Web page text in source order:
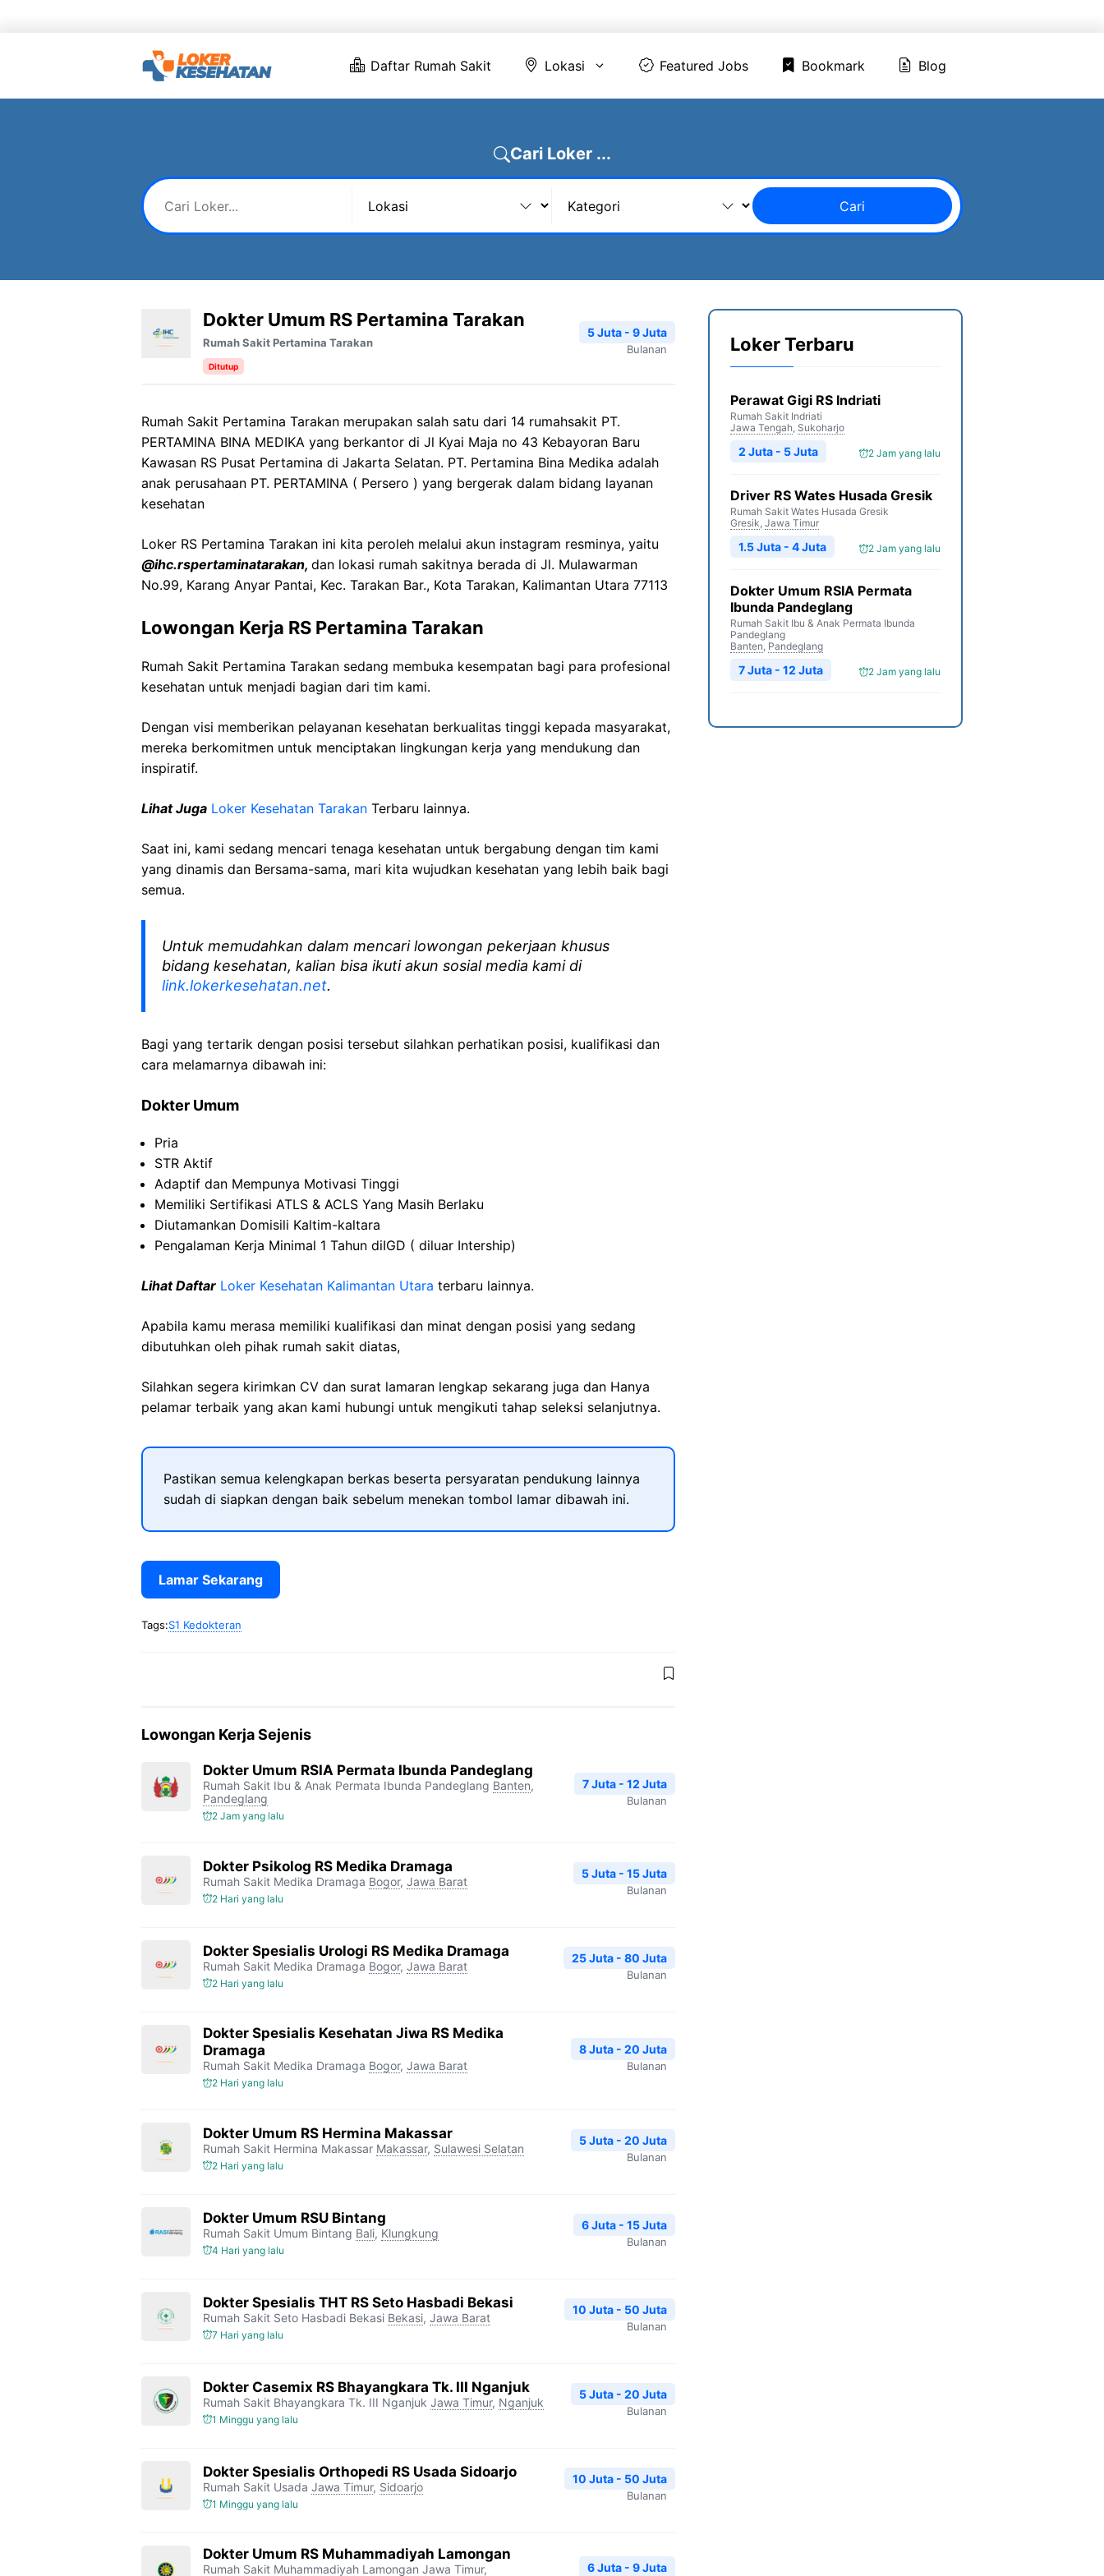
Daftar Rumah Sakit Lokasi Featured Jobs Bookmark Blog
Cari Loker ...
Cari
Dokter Umum RS Pertamina Tarakan
Rumah Sakit Pertamina Tarakan
Ditutup
5 Juta - 9 Juta
Bulanan
Rumah Sakit Pertamina Tarakan merupakan salah satu dari 14 rumahsakit PT.
PERTAMINA BINA MEDIKA yang berkantor di Jl Kyai Maja no 43 Kebayoran Baru
Kawasan RS Pusat Pertamina di Jakarta Selatan. PT. Pertamina Bina Medika adalah
anak perusahaan PT. PERTAMINA ( Persero ) yang bergerak dalam bidang layanan
kesehatan
Loker RS Pertamina Tarakan ini kita peroleh melalui akun instagram resminya, yaitu
@ihc.rspertaminatarakan, dan lokasi rumah sakitnya berada di Jl. Mulawarman
No.99, Karang Anyar Pantai, Kec. Tarakan Bar., Kota Tarakan, Kalimantan Utara 77113
Lowongan Kerja RS Pertamina Tarakan
Rumah Sakit Pertamina Tarakan sedang membuka kesempatan bagi para profesional
kesehatan untuk menjadi bagian dari tim kami.
Dengan visi memberikan pelayanan kesehatan berkualitas tinggi kepada masyarakat,
mereka berkomitmen untuk menciptakan lingkungan kerja yang mendukung dan
inspiratif.
Lihat Juga Loker Kesehatan Tarakan Terbaru lainnya.
Saat ini, kami sedang mencari tenaga kesehatan untuk bergabung dengan tim kami
yang dinamis dan Bersama-sama, mari kita wujudkan kesehatan yang lebih baik bagi
semua.
Untuk memudahkan dalam mencari lowongan pekerjaan khusus
bidang kesehatan, kalian bisa ikuti akun sosial media kami di
link.lokerkesehatan.net.
Bagi yang tertarik dengan posisi tersebut silahkan perhatikan posisi, kualifikasi dan
cara melamarnya dibawah ini:
Dokter Umum
Pria
STR Aktif
Adaptif dan Mempunya Motivasi Tinggi
Memiliki Sertifikasi ATLS & ACLS Yang Masih Berlaku
Diutamankan Domisili Kaltim-kaltara
Pengalaman Kerja Minimal 1 Tahun diIGD ( diluar Intership)
Lihat Daftar Loker Kesehatan Kalimantan Utara terbaru lainnya.
Apabila kamu merasa memiliki kualifikasi dan minat dengan posisi yang sedang
dibutuhkan oleh pihak rumah sakit diatas,
Silahkan segera kirimkan CV dan surat lamaran lengkap sekarang juga dan Hanya
pelamar terbaik yang akan kami hubungi untuk mengikuti tahap seleksi selanjutnya.
Pastikan semua kelengkapan berkas beserta persyaratan pendukung lainnya
sudah di siapkan dengan baik sebelum menekan tombol lamar dibawah ini.
Lamar Sekarang
Tags:S1 Kedokteran
Lowongan Kerja Sejenis
Dokter Umum RSIA Permata Ibunda Pandeglang
Rumah Sakit Ibu & Anak Permata Ibunda Pandeglang Banten,
Pandeglang
2 Jam yang lalu
7 Juta - 12 Juta
Bulanan
Dokter Psikolog RS Medika Dramaga
Rumah Sakit Medika Dramaga Bogor, Jawa Barat
2 Hari yang lalu
5 Juta - 15 Juta
Bulanan
Dokter Spesialis Urologi RS Medika Dramaga
Rumah Sakit Medika Dramaga Bogor, Jawa Barat
2 Hari yang lalu
25 Juta - 80 Juta
Bulanan
Dokter Spesialis Kesehatan Jiwa RS Medika
Dramaga
Rumah Sakit Medika Dramaga Bogor, Jawa Barat
2 Hari yang lalu
8 Juta - 20 Juta
Bulanan
Dokter Umum RS Hermina Makassar
Rumah Sakit Hermina Makassar Makassar, Sulawesi Selatan
2 Hari yang lalu
5 Juta - 20 Juta
Bulanan
Dokter Umum RSU Bintang
Rumah Sakit Umum Bintang Bali, Klungkung
4 Hari yang lalu
6 Juta - 15 Juta
Bulanan
Dokter Spesialis THT RS Seto Hasbadi Bekasi
Rumah Sakit Seto Hasbadi Bekasi Bekasi, Jawa Barat
7 Hari yang lalu
10 Juta - 50 Juta
Bulanan
Dokter Casemix RS Bhayangkara Tk. III Nganjuk
Rumah Sakit Bhayangkara Tk. III Nganjuk Jawa Timur, Nganjuk
1 Minggu yang lalu
5 Juta - 20 Juta
Bulanan
Dokter Spesialis Orthopedi RS Usada Sidoarjo
Rumah Sakit Usada Jawa Timur, Sidoarjo
1 Minggu yang lalu
10 Juta - 50 Juta
Bulanan
Dokter Umum RS Muhammadiyah Lamongan
Rumah Sakit Muhammadiyah Lamongan Jawa Timur,
6 Juta - 9 Juta
Loker Terbaru
Perawat Gigi RS Indriati
Rumah Sakit Indriati
Jawa Tengah, Sukoharjo
2 Jam yang lalu
2 Juta - 5 Juta
Driver RS Wates Husada Gresik
Rumah Sakit Wates Husada Gresik
Gresik, Jawa Timur
2 Jam yang lalu
1.5 Juta - 4 Juta
Dokter Umum RSIA Permata
Ibunda Pandeglang
Rumah Sakit Ibu & Anak Permata Ibunda
Pandeglang
Banten, Pandeglang
2 Jam yang lalu
7 Juta - 12 Juta